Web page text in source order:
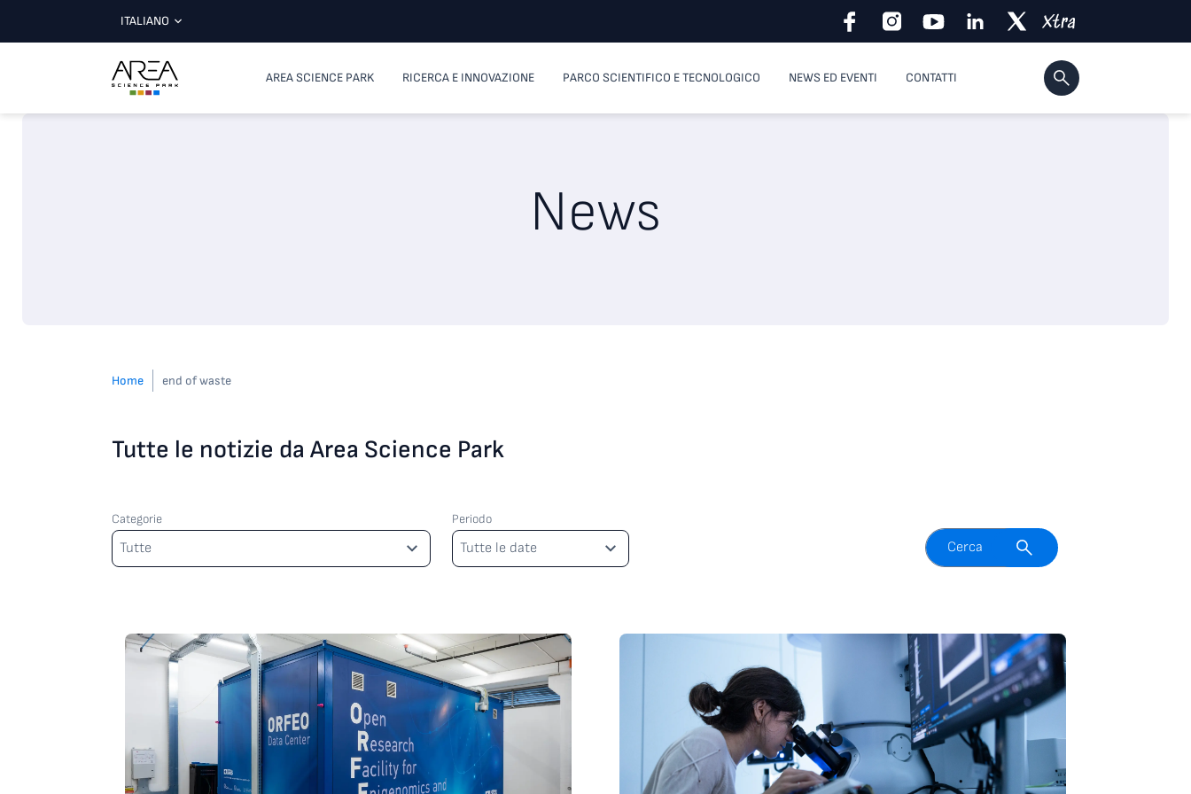
ITALIANO
AREA SCIENCE PARK RICERCA E INNOVAZIONE PARCO SCIENTIFICO E TECNOLOGICO NEWS ED EVENTI CONTATTI
News
Home end of waste
Tutte le notizie da Area Science Park
Categorie
Categorie
Tutte
Periodo
Periodo
Tutte le date
Attiva il campo di ricercaCerca